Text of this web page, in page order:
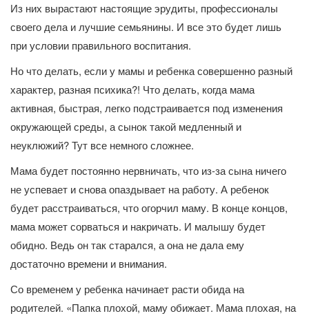
Из них вырастают настоящие эрудиты, профессионалы
своего дела и лучшие семьянины. И все это будет лишь
при условии правильного воспитания.
Но что делать, если у мамы и ребенка совершенно разный
характер, разная психика?! Что делать, когда мама
активная, быстрая, легко подстраивается под изменения
окружающей среды, а сынок такой медленный и
неуклюжий? Тут все немного сложнее.
Мама будет постоянно нервничать, что из-за сына ничего
не успевает и снова опаздывает на работу. А ребенок
будет расстраиваться, что огорчил маму. В конце концов,
мама может сорваться и накричать. И малышу будет
обидно. Ведь он так старался, а она не дала ему
достаточно времени и внимания.
Со временем у ребенка начинает расти обида на
родителей. «Папка плохой, маму обижает. Мама плохая, на